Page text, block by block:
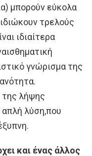
μπορούν εύκολα
τρελούς
ιδιαίτερα
γνώρισμα της
της λήψης
απλή λύση,που
και ένας άλλος